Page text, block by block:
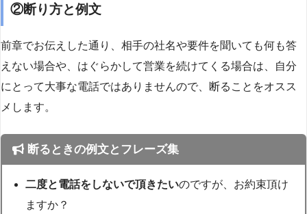
②断り方と例文
前章でお伝えした通り、相手の社名や要件を聞いても何も答
えない場合や、はぐらかして営業を続けてくる場合は、自分
にとって大事な電話ではありませんので、断ることをオスス
メします。
断るときの例文とフレーズ集
二度と電話をしないで頂きたいのですが、お約束頂け
ますか？